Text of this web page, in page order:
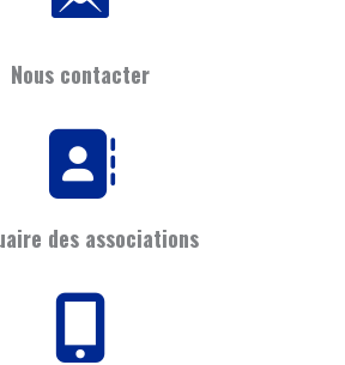
Nous contacter
des associations